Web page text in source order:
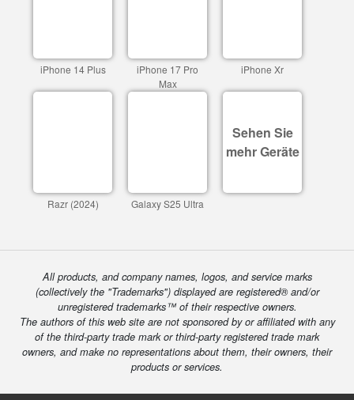
iPhone 14 Plus
iPhone 17 Pro
Max
iPhone Xr
Razr (2024) Galaxy S25 Ultra
Sehen Sie
mehr Geräte
All products, and company names, logos, and service marks
(collectively the "Trademarks") displayed are registered® and/or
unregistered trademarks™ of their respective owners.
The authors of this web site are not sponsored by or affiliated with any
of the third-party trade mark or third-party registered trade mark
owners, and make no representations about them, their owners, their
products or services.